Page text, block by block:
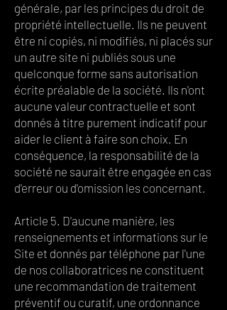
générale, par les principes du droit de
propriété intellectuelle. Ils ne peuvent
être ni copiés, ni modifiés, ni placés sur
un autre site ni publiés sous une
quelconque forme sans autorisation
écrite préalable de la société. Ils n'ont
aucune valeur contractuelle et sont
donnés à titre purement indicatif pour
aider le client à faire son choix. En
conséquence, la responsabilité de la
société ne saurait être engagée en cas
d'erreur ou d'omission les concernant.
Article 5. D'aucune manière, les
renseignements et informations sur le
Site et donnés par téléphone par l'une
de nos collaboratrices ne constituent
une recommandation de traitement
préventif ou curatif, une ordonnance